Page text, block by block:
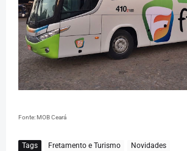
Fonte: MOB Ceará
Tags Fretamento e Turismo Novidades